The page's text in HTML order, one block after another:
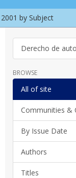
by Subject
Derecho de
BROWSE
All of site
Communities &
By Issue Date
Authors
Titles